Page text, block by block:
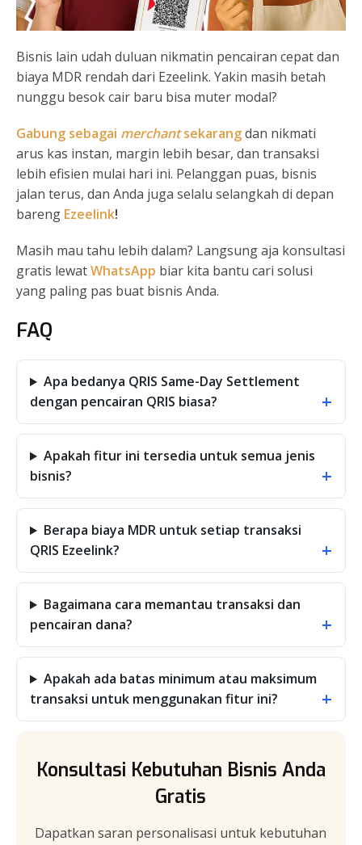
Bisnis lain udah duluan nikmatin pencairan cepat dan
biaya MDR rendah dari Ezeelink. Yakin masih betah
nunggu besok cair baru bisa muter modal?
Gabung sebagai merchantsekarangdan nikmati
arus kas instan, margin lebih besar, dan transaksi
lebih efisien mulai hari ini. Pelanggan puas, bisnis
jalan terus, dan Anda juga selalu selangkah di depan
bareng Ezeelink!
Masih mau tahu lebih dalam? Langsung aja konsultasi
gratis lewatWhatsApp biar kita bantu cari solusi
yang paling pas buat bisnis Anda.
FAQ
Apa bedanya QRIS Same-Day Settlement
dengan pencairan QRIS biasa?
+
Apakah fitur ini tersedia untuk semua jenis
bisnis?
+
Berapa biaya MDR untuk setiap transaksi
QRIS Ezeelink?
+
Bagaimana cara memantau transaksi dan
pencairan dana?
+
Apakah ada batas minimum atau maksimum
transaksi untuk menggunakan fitur ini?
+
Konsultasi Kebutuhan Bisnis Anda
Gratis
Dapatkan saran personalisasi untuk kebutuhan